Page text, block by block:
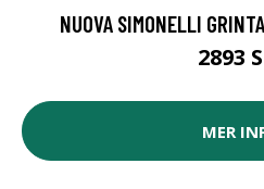
NUOVA SIMONELLI
2893
MER